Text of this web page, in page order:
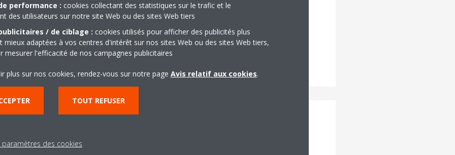
finition en blanc cristal mat
adaptation du débit d'air en cas
et d'excellence technique, avec
performance : cookies collectant des statistiques sur le trafic et le
des utilisateurs sur notre site Web ou des sites Web tiers
/ de ciblage : cookies utilisés pour afficher des publicités plus
mieux adaptées à vos centres d'intérêt sur nos sites Web ou des sites Web tiers,
mesurer l'efficacité de nos campagnes publicitaires
plus sur nos cookies, rendez-vous sur notre page Avis relatif aux cookies.
TOUT REFUSER
paramètres des cookies